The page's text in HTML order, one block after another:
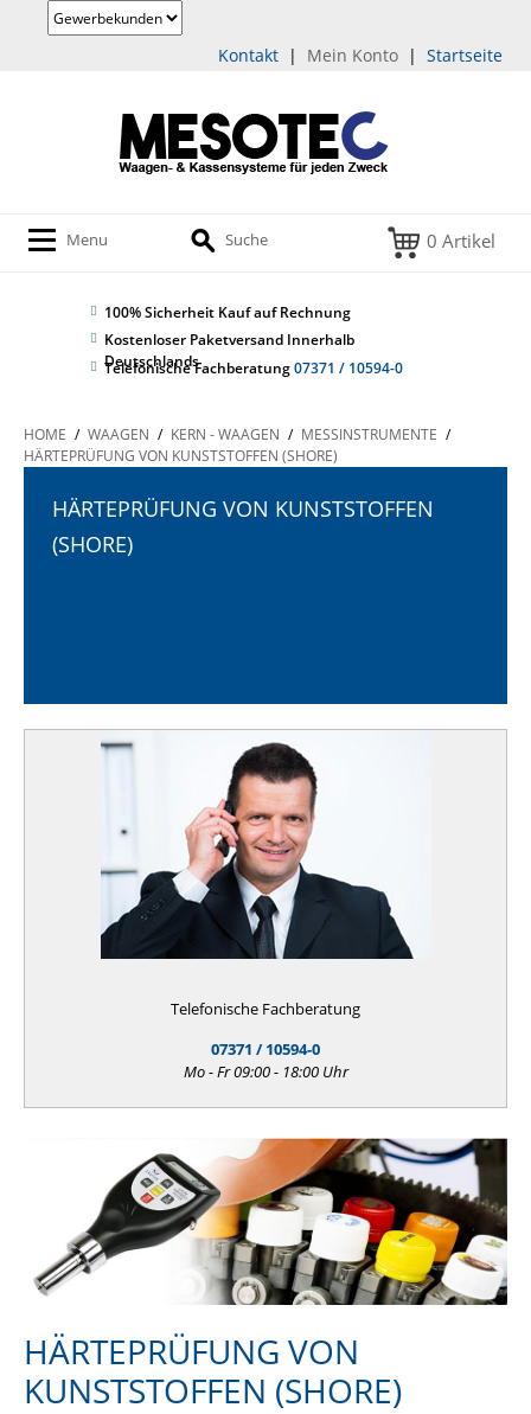
Startseite
|
Mein Konto
|
Kontakt
Menu Suche 0 Artikel
100% Sicherheit Kauf auf Rechnung
Kostenloser Paketversand Innerhalb
Deutschlands
Telefonische Fachberatung07371 / 10594-0
HOME / WAAGEN / KERN - WAAGEN / MESSINSTRUMENTE /
HÄRTEPRÜFUNG VON KUNSTSTOFFEN (SHORE)
HÄRTEPRÜFUNG VON KUNSTSTOFFEN
(SHORE)
Telefonische Fachberatung
07371 / 10594-0
Mo - Fr 09:00 - 18:00 Uhr
HÄRTEPRÜFUNG VON
KUNSTSTOFFEN (SHORE)